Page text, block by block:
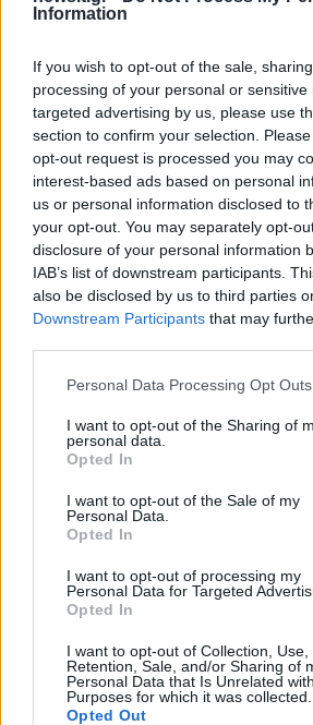
Information
If you wish to opt-out of the sale,
processing of your personal or
targeted advertising by us, please use
section to confirm your selection.
opt-out request is processed you may
interest-based ads based on personal
us or personal information disclosed to
your opt-out. You may separately opt-
disclosure of your personal information
IAB’s list of downstream participants.
also be disclosed by us to third parties
Downstream Participants that may
Please note that this website/app uses
not limited to your visit or usage
grant or deny consent to Google and its
use your data for below specified
consent section.
Personal Data Processing Opt Outs
I want to opt-out of the Sharing of
personal data.
Opted In
I want to opt-out of the Sale of my
Personal Data.
Opted In
I want to opt-out of processing my
Personal Data for Targeted
Opted In
I want to opt-out of Collection, Use,
Retention, Sale, and/or Sharing of
Personal Data that Is Unrelated
Purposes for which it was collected.
Opted Out
Σχολίασε
Υποβολή σχολίου
Πολιτική Απορρήτου&Όροι Χρήσηςτης
Αθλητικά
SUPER LEAGUE
Share:
Ακολουθήστε το Νewsit.gr στο
ενημερωθείτε πρώτοι για όλη την
τελευταία νέα